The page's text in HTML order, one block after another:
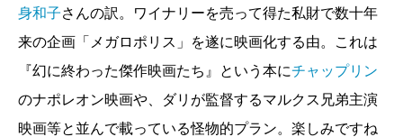
信友直子『ぼけますから、よろしくお願いしま
す。 おかえりお母さん』
首藤淳哉／認知症の悲しい現実を乗り越えるユー
モアの力
身和子さんの訳。ワイナリーを売って得た私財で数十年
来の企画「メガロポリス」を遂に映画化する由。これは
『幻に終わった傑作映画たち』という本にチャップリン
のナポレオン映画や、ダリが監督するマルクス兄弟主演
映画等と並んで載っている怪物的プラン。楽しみですね